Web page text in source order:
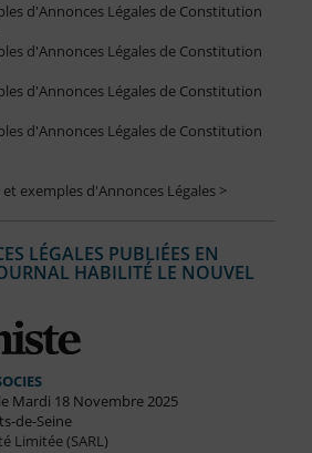
d'Annonces Légales de Constitution
d'Annonces Légales de Constitution
d'Annonces Légales de Constitution
d'Annonces Légales de Constitution
exemples d'Annonces Légales >
LÉGALES PUBLIÉES EN
HABILITÉ LE NOUVEL
Mardi 18 Novembre 2025
de-Seine
Limitée (SARL)